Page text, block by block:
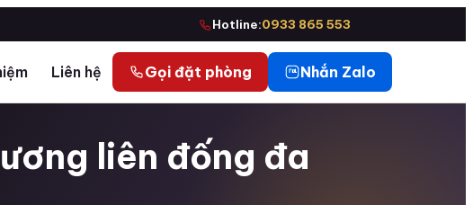
Hotline:0933 865 553
Liên hệ Gọi đặt phòng Nhắn Zalo
liên đống đa